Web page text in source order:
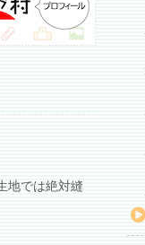
地では絶対縫